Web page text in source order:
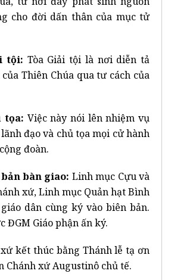
cho đời dấn thân của mục tử
tội: Tòa Giải tội là nơi diễn tả
Thiên Chúa qua tư cách của
tọa: Việc này nói lên nhiệm vụ
đạo và chủ tọa mọi cử hành
đoàn.
bàn giao: Linh mục Cựu và
xứ, Linh mục Quản hạt Bình
dân cùng ký vào biên bản.
ĐGM Giáo phận ấn ký.
kết thúc bằng Thánh lễ tạ ơn
Chánh xứ Augustinô chủ tế.